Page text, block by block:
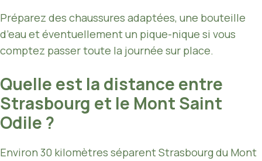
Préparez des chaussures adaptées, une bouteille
d’eau et éventuellement un pique-nique si vous
comptez passer toute la journée sur place.
Quelle est la distance entre
Strasbourg et le Mont Saint
Odile ?
Environ 30 kilomètres séparent Strasbourg du Mont